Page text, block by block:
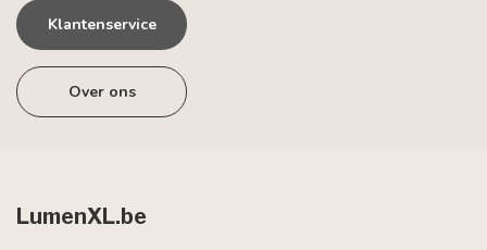
Klantenservice
Over ons
LumenXL.be